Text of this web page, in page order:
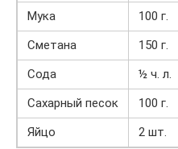
Мука
100 г.
Сметана
150 г.
Сода
½ ч. л.
Сахарный песок
100 г.
Яйцо
2 шт.